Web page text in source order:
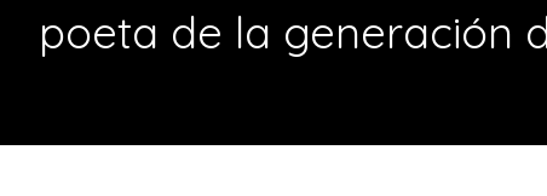
poeta de la generación